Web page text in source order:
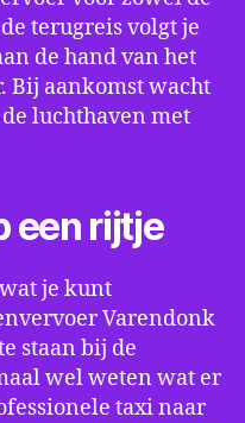
terugreis volgt je
de hand van het
Bij aankomst wacht
luchthaven met
een rijtje
je kunt
Varendonk
staan bij de
wel weten wat er
taxi naar